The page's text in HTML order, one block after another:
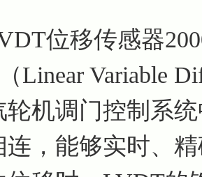
位移传感器
Linear Variable
轮机调门控制系
连，能够实时、